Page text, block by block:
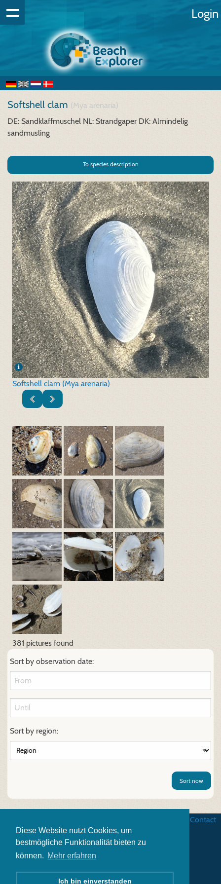
Diese Website nutzt Cookies, um
bestmögliche Funktionalität bieten zu
können. Mehr erfahren
Ich bin einverstanden
Login
Softshell clam (Mya arenaria)
DE: Sandklaffmuschel NL: Strandgaper DK: Almindelig
sandmusling
To species description
Softshell clam (Mya arenaria)
381 pictures found
Sort by observation date:
Sort by region:
Sort now
Contact